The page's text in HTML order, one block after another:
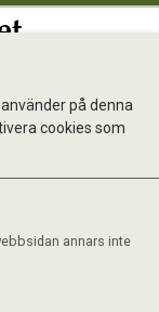
på denna
cookies som
annars inte